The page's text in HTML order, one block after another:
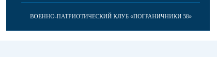
ВОЕННО-ПАТРИОТИЧЕСКИЙ КЛУБ «ПОГРАНИЧНИКИ 58»